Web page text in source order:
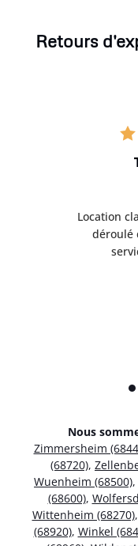
Retours
Location
déroulé
Nous
Zimmersheim
(68720),
Wuenheim (68500),
(68600),
Wittenheim (68270),
(68920), Winkel